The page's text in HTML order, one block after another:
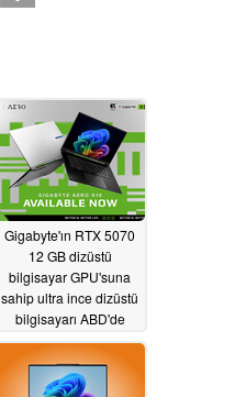
Gigabyte'ın RTX 5070
12 GB dizüstü
bilgisayar GPU'suna
sahip ultra ince dizüstü
bilgisayarı ABD'de
satışa sunuldu
05/27/2026